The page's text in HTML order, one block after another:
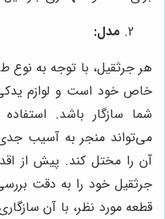
مدل:
هر جرثقیل، با توجه به نوع
خاص خود است و لوازم یدکی
شما سازگار باشد.
می‌تواند منجر به آسیب
آن را مختل کند. پیش از
جرثقیل خود را به دقت
قطعه مورد نظر، با آن